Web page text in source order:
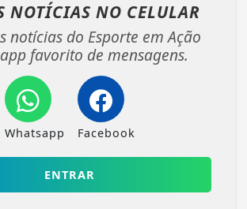
NOTÍCIAS NO CELULAR
notícias do Esporte em Ação
favorito de mensagens.
Whatsapp Facebook
ENTRAR